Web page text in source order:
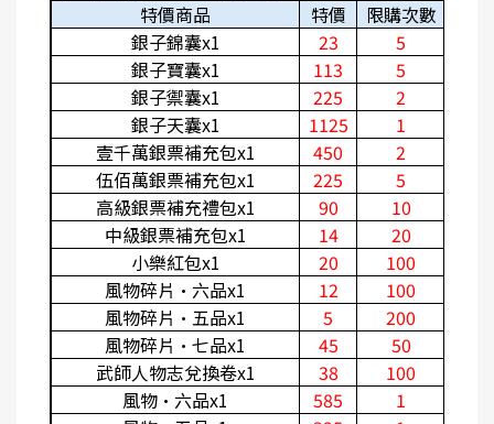
特價商品
特價
限購次數
銀子錦囊x1
23
5
銀子寶囊x1
113
5
銀子禦囊x1
225
2
銀子天囊x1
1125
1
壹千萬銀票補充包x1
450
2
伍佰萬銀票補充包x1
225
5
高級銀票補充禮包x1
90
10
中級銀票補充包x1
14
20
小樂紅包x1
20
100
風物碎片·六品x1
12
100
風物碎片·五品x1
5
200
風物碎片·七品x1
45
50
武師人物志兌換卷x1
38
100
風物·六品x1
585
1